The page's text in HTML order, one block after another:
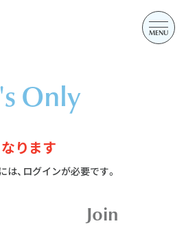
Only
ります
、ログインが必要です。
Join